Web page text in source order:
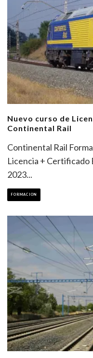
Nuevo curso de
Continental Rail
Continental Rail
Licencia + Certificado
2023...
FORMACION